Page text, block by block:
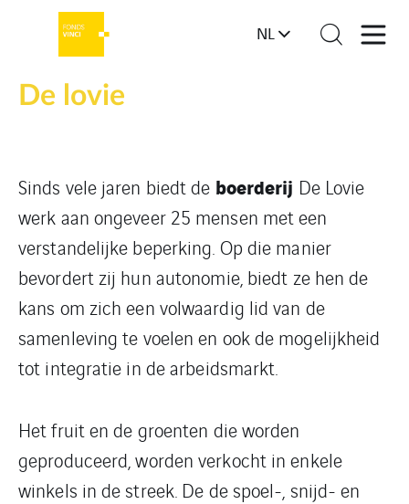
NL
De lovie
Sinds vele jaren biedt de boerderij De Lovie
werk aan ongeveer 25 mensen met een
verstandelijke beperking. Op die manier
bevordert zij hun autonomie, biedt ze hen de
kans om zich een volwaardig lid van de
samenleving te voelen en ook de mogelijkheid
tot integratie in de arbeidsmarkt.
Het fruit en de groenten die worden
geproduceerd, worden verkocht in enkele
winkels in de streek. De de spoel-, snijd- en